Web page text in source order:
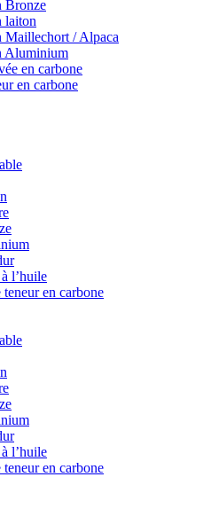
Bronze
laiton
Maillechort / Alpaca
Aluminium
en carbone
en carbone
l’huile
en carbone
l’huile
en carbone